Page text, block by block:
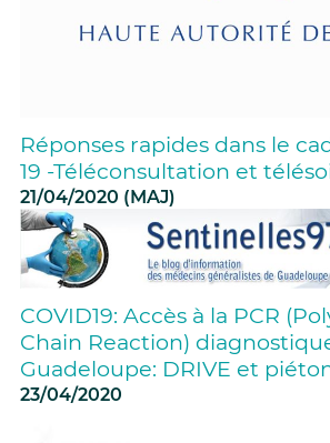
Réponses rapides dans le
19 -Téléconsultation et
21/04/2020 (MAJ)
COVID19: Accès à la PCR
Chain Reaction)
Guadeloupe: DRIVE et
23/04/2020